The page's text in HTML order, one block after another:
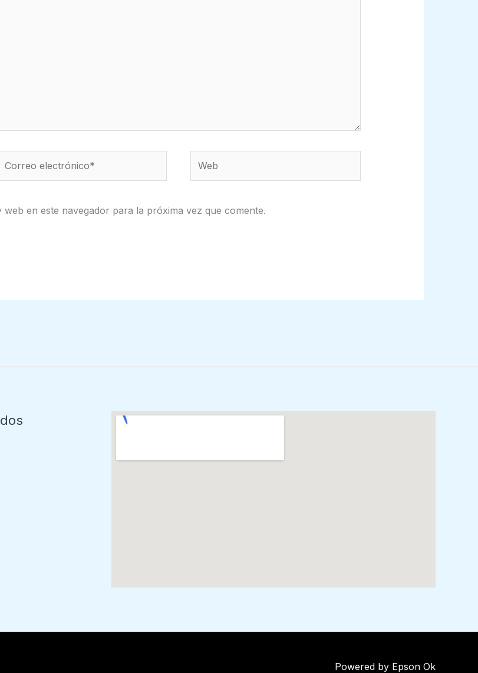
electrónico*
en este navegador para la próxima vez que comente.
Powered by Epson Ok